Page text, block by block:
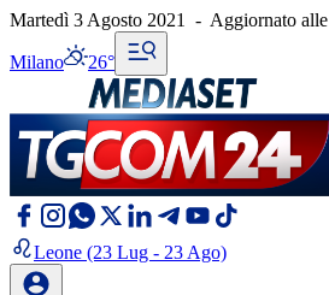
Martedì 3 Agosto 2021 - Aggiornato alle
Milano 26°
Leone (23 Lug - 23 Ago)